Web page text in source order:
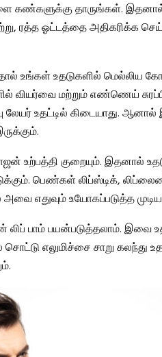
கண்களுக்கு தாருங்கள்.
ரத்த ஓட்டத்தை அதிகரிக்க
உங்கள் உதடுகளில் மெல்லிய
வியர்வை மற்றும் எண்ணெய்
லேயர் உதட்டில் கிடையாது.
உற்பத்தி குறையும். இதனால்
பெண்கள் லிப்ஸ்டிக்,
எதுவும் உயோகப்படுத்த
பாம் பயன்படுத்தலாம். இவை
சொட்டு எலுமிச்சை சாறு கலந்து